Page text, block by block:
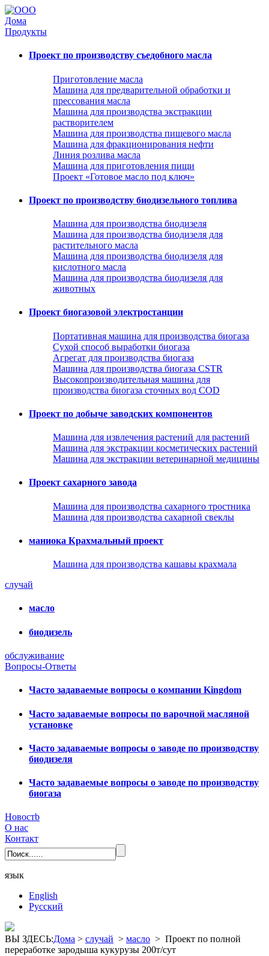
Дома
Продукты
Проект по производству съедобного масла
Приготовление масла
Машина для предварительной обработки и
прессования масла
Машина для производства экстракции
растворителем
Машина для производства пищевого масла
Машина для фракционирования нефти
Линия розлива масла
Машина для приготовления пищи
Проект «Готовое масло под ключ»
Проект по производству биодизельного топлива
Машина для производства биодизеля
Машина для производства биодизеля для
растительного масла
Машина для производства биодизеля для
кислотного масла
Машина для производства биодизеля для
животных
Проект биогазовой электростанции
Портативная машина для производства биогаза
Сухой способ выработки биогаза
Агрегат для производства биогаза
Машина для производства биогаза CSTR
Высокопроизводительная машина для
производства биогаза сточных вод COD
Проект по добыче заводских компонентов
Машина для извлечения растений для растений
Машина для экстракции косметических растений
Машина для экстракции ветеринарной медицины
Проект сахарного завода
Машина для производства сахарного тростника
Машина для производства сахарной свеклы
маниока Крахмальный проект
Машина для производства кашавы крахмала
случай
масло
биодизель
обслуживание
Вопросы-Ответы
Часто задаваемые вопросы о компании Kingdom
Часто задаваемые вопросы по варочной масляной
установке
Часто задаваемые вопросы о заводе по производству
биодизеля
Часто задаваемые вопросы о заводе по производству
биогаза
Новостb
О нас
Контакт
язык
English
Pусский
ВЫ ЗДЕСЬ:Дома > случай > масло > Проект по полной
переработке зародыша кукурузы 200т/сут